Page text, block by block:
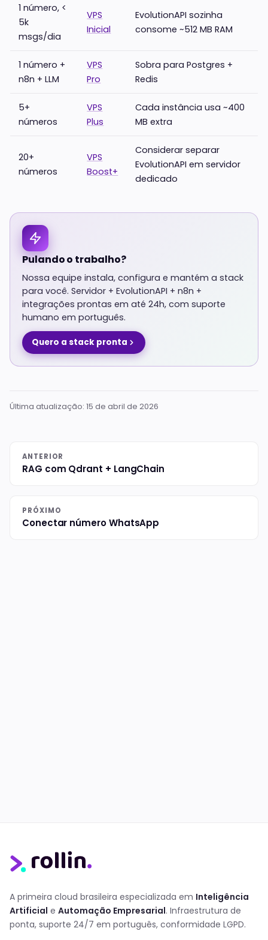
1 número, <
5k
msgs/dia
VPS
Inicial
EvolutionAPI sozinha
consome ~512 MB RAM
1 número +
n8n + LLM
VPS
Pro
Sobra para Postgres +
Redis
5+
números
VPS
Plus
Cada instância usa ~400
MB extra
20+
números
VPS
Boost+
Considerar separar
EvolutionAPI em servidor
dedicado
Pulando o trabalho?
Nossa equipe instala, configura e mantém a stack
para você. Servidor + EvolutionAPI + n8n +
integrações prontas em até 24h, com suporte
humano em português.
Quero a stack pronta
Última atualização: 15 de abril de 2026
ANTERIOR
RAG com Qdrant + LangChain
PRÓXIMO
Conectar número WhatsApp
A primeira cloud brasileira especializada em Inteligência
Artificial e Automação Empresarial. Infraestrutura de
ponta, suporte 24/7 em português, conformidade LGPD.